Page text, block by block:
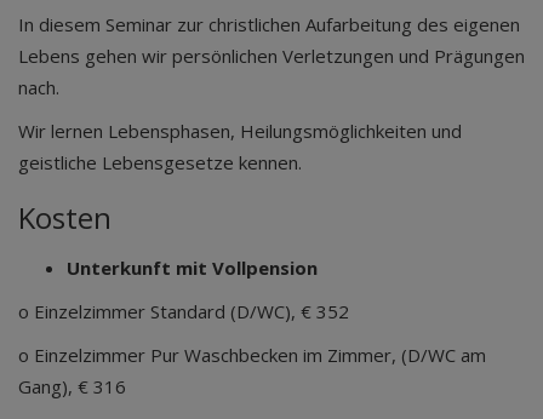
In diesem Seminar zur christlichen Aufarbeitung des eigenen
Lebens gehen wir persönlichen Verletzungen und Prägungen
nach.
Wir lernen Lebensphasen, Heilungsmöglichkeiten und
geistliche Lebensgesetze kennen.
Kosten
Unterkunft mit Vollpension
o Einzelzimmer Standard (D/WC), € 352
o Einzelzimmer Pur Waschbecken im Zimmer, (D/WC am
Gang), € 316